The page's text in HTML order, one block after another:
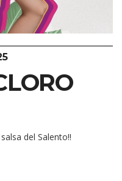
del Salento!!